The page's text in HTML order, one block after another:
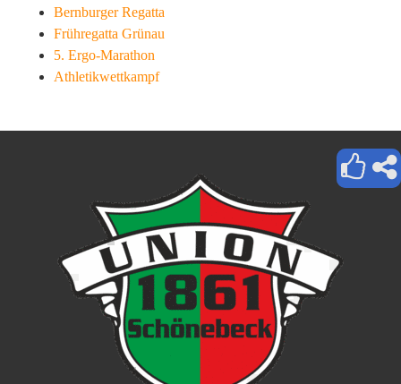
Bernburger Regatta
Frühregatta Grünau
5. Ergo-Marathon
Athletikwettkampf